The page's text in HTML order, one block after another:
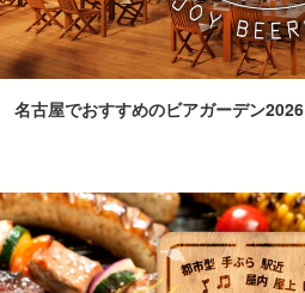
名古屋でおすすめのビアガーデン2026